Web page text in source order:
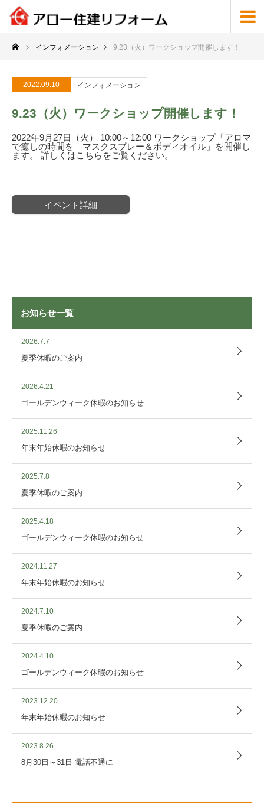
インフォメーション 9.23（火）ワークショップ開催します！
2022.09.10 インフォメーション
9.23（火）ワークショップ開催します！
2022年9月27日（火） 10:00～12:00 ワークショップ「アロマ
で癒しの時間を マスクスプレー＆ボディオイル」を開催し
ます。 詳しくはこちらをご覧ください。
イベント詳細
お知らせ一覧
2026.7.7
夏季休暇のご案内
2026.4.21
ゴールデンウィーク休暇のお知らせ
2025.11.26
年末年始休暇のお知らせ
2025.7.8
夏季休暇のご案内
2025.4.18
ゴールデンウィーク休暇のお知らせ
2024.11.27
年末年始休暇のお知らせ
2024.7.10
夏季休暇のご案内
2024.4.10
ゴールデンウィーク休暇のお知らせ
2023.12.20
年末年始休暇のお知らせ
2023.8.26
8月30日～31日 電話不通に